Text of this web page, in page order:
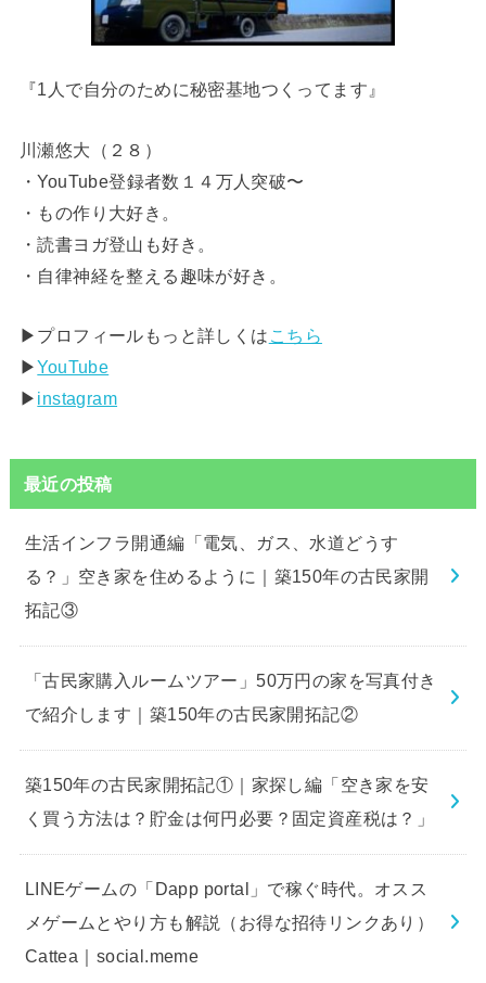
『1人で自分のために秘密基地つくってます』
川瀬悠大（２８）
・YouTube登録者数１４万人突破〜
・もの作り大好き。
・読書ヨガ登山も好き。
・自律神経を整える趣味が好き。
▶︎プロフィールもっと詳しくは こちら
▶︎YouTube
▶︎ instagram
最近の投稿
生活インフラ開通編「電気、ガス、水道どうす
る？」空き家を住めるように｜築150年の古民家開
拓記③
「古民家購入ルームツアー」50万円の家を写真付き
で紹介します｜築150年の古民家開拓記②
築150年の古民家開拓記①｜家探し編「空き家を安
く買う方法は？貯金は何円必要？固定資産税は？」
LINEゲームの「Dapp portal」で稼ぐ時代。オスス
メゲームとやり方も解説（お得な招待リンクあり）
Cattea｜social.meme